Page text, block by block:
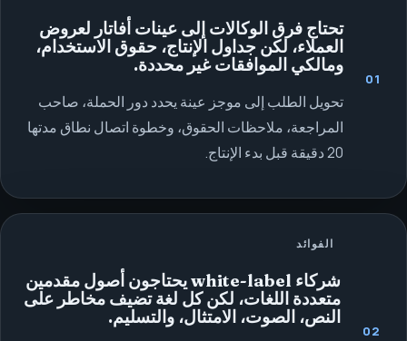
01
تحتاج فرق الوكالات إلى عينات أفاتار لعروض
العملاء، لكن جداول الإنتاج، حقوق الاستخدام،
ومالكي الموافقات غير محددة.
تحويل الطلب إلى موجز عينة يحدد دور الحملة، صاحب
المراجعة، ملاحظات الحقوق، وخطوة اتصال نطاق مدتها
20 دقيقة قبل بدء الإنتاج.
02
الفوائد
شركاء white-label يحتاجون أصول مقدمين
متعددة اللغات، لكن كل لغة تضيف مخاطر على
النص، الصوت، الامتثال، والتسليم.